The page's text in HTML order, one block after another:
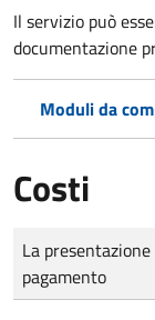
Il servizio può
documentazione
Moduli da
Costi
Tipo di pagamento
Importo
La
pagamento